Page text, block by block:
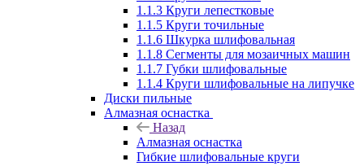
1.1.3 Круги лепестковые
1.1.5 Круги точильные
1.1.6 Шкурка шлифовальная
1.1.8 Сегменты для мозаичных машин
1.1.7 Губки шлифовальные
1.1.4 Круги шлифовальные на липучке
Диски пильные
Алмазная оснастка
Назад
Алмазная оснастка
Гибкие шлифовальные круги